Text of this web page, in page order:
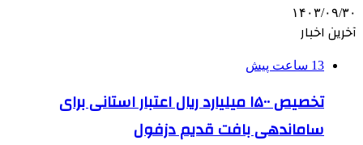
۱۴۰۳/۰۹/۳۰
آخرین اخبار
13 ساعت پیش
تخصیص ۱۵۰۰ میلیارد ریال اعتبار استانی برای
ساماندهی بافت قدیم دزفول